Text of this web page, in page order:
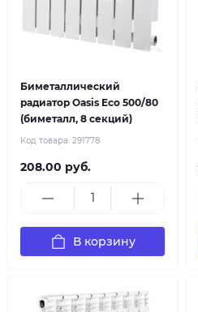
Биметаллический
радиатор Oasis Eco 500/80
(биметалл, 8 секций)
Код товара: 291778
208.00 руб.
В корзину